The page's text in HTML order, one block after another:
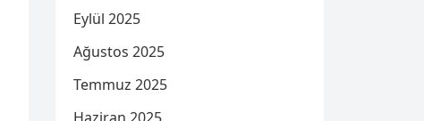
Eylül 2025
Ağustos 2025
Temmuz 2025